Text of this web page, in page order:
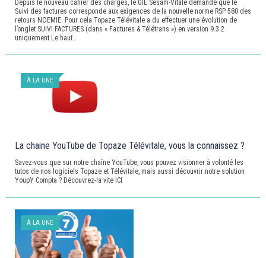
Depuis le nouveau cahier des charges, le GIE Sesam-Vitale demande que le
Suivi des factures corresponde aux exigences de la nouvelle norme RSP 580 des
retours NOEMIE. Pour cela Topaze Télévitale a du effectuer une évolution de
l’onglet SUIVI FACTURES (dans « Factures & Télétrans ») en version 9.3.2
uniquement Le haut…
À LA UNE
La chaine YouTube de Topaze Télévitale, vous la connaissez ?
Savez-vous que sur notre chaîne YouTube, vous pouvez visionner à volonté les
tutos de nos logiciels Topaze et Télévitale, mais aussi découvrir notre solution
YoupY Compta ? Découvrez-la vite ICI
À LA UNE